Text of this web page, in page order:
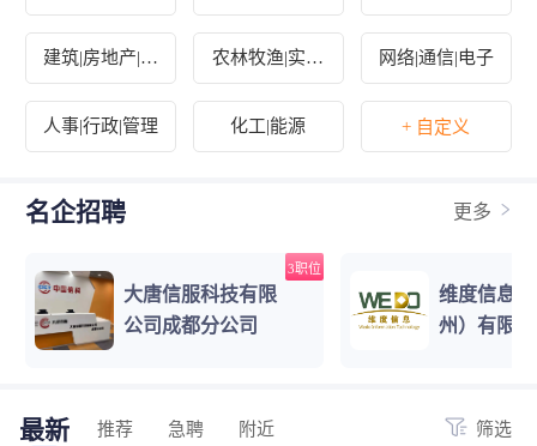
保险 环保
设计
建筑|房地产|装
修|物业
农林牧渔|实习
生|其他
网络|通信|电子
人事|行政|管理 化工|能源 + 自定义
名企招聘 更多
大唐信服科技有限
公司成都分公司
3职位
维度信息
州）有限
最新 推荐 急聘 附近 筛选